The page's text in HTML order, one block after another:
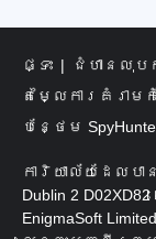
ផ្ទះ ជំហានលុ
តម្លៃការគំរាម
បន្ថែម
ការិយាល័យដែលបា
Dublin 2
EnigmaSoft